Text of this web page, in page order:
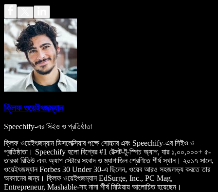
ক্লিফ ওয়েইৎজম্যান
Speechify-এর সিইও ও প্রতিষ্ঠাতা
ক্লিফ ওয়েইৎজম্যান ডিসলেক্সিয়ার পক্ষে সোচ্চার এবং Speechify-এর সিইও ও
প্রতিষ্ঠাতা। Speechify হলো বিশ্বের #1 টেক্সট-টু-স্পিচ অ্যাপ, যার ১,০০,০০০+ ৫-
তারকা রিভিউ এবং অ্যাপ স্টোরে সংবাদ ও ম্যাগাজিন শ্রেণিতে শীর্ষ স্থান। ২০১৭ সালে,
ওয়েইৎজম্যান Forbes 30 Under 30-এ ছিলেন, ওয়েব আরও সহজলভ্য করতে তার
অবদানের জন্য। ক্লিফ ওয়েইৎজম্যান EdSurge, Inc., PC Mag,
Entrepreneur, Mashable-সহ নানা শীর্ষ মিডিয়ায় আলোচিত হয়েছেন।